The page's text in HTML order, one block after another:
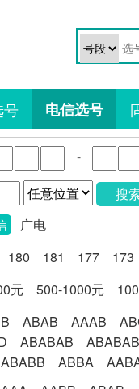
电信选号
-
搜
广电
180 181 177
173
元 500-1000元
ABAB AAAB
ABABAB
ABABB ABBA